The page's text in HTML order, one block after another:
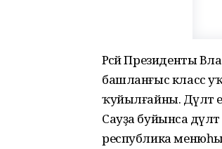
Рәсәй Президенты
башланғыс класс
ҡуйылғайны. Дәүләт
Сауҙа буйынса
республика